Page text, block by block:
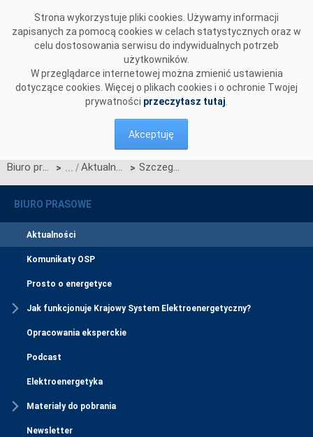
Strona wykorzystuje pliki cookies. Używamy informacji
zapisanych za pomocą cookies w celach statystycznych oraz w
celu dostosowania serwisu do indywidualnych potrzeb
użytkowników.
W przeglądarce internetowej można zmienić ustawienia
dotyczące cookies. Więcej o plikach cookies i o ochronie Twojej
prywatności przeczytasz tutaj
Akceptuję
Biuro prasowe > Aktualności > Szczegółowy harmonogram certyfikacji do aukcji dodatkowych na poszczególne kwartały roku 2023
BIURO PRASOWE
Aktualności
Komunikaty OSP
Prosto o energetyce
Jak funkcjonuje Krajowy System Elektroenergetyczny?
Opracowania eksperckie
Podcast
Elektroenergetyka
Materiały do pobrania
Newsletter